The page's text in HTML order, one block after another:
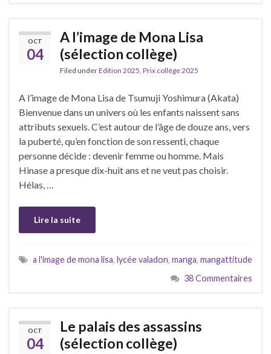
OCT
04
A l’image de Mona Lisa
(sélection collège)
Filed underEdition 2025 Prix collège 2025
A l’image de Mona Lisa de Tsumuji Yoshimura (Akata)
Bienvenue dans un univers où les enfants naissent sans
attributs sexuels. C’est autour de l’âge de douze ans, vers
la puberté, qu’en fonction de son ressenti, chaque
personne décide : devenir femme ou homme. Mais
Hinase a presque dix-huit ans et ne veut pas choisir.
Hélas, …
Lire la suite
a l'image de mona lisa, lycée valadon, manga, mangattitude
38 Commentaires
OCT
04
Le palais des assassins
(sélection collège)